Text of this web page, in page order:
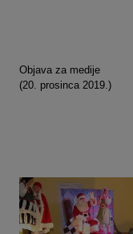
Objava za medije
(20. prosinca 2019.)